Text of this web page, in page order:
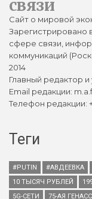
связи
Сайт о мировой
Зарегистрировано
сфере связи,
коммуникаций
2014
Главный редактор
Email редакции:
Телефон редакции:
Теги
#PUTIN #АВДЕЕВКА
10 ТЫСЯЧ РУБЛЕЙ
5G-СЕТИ
75-АЯ